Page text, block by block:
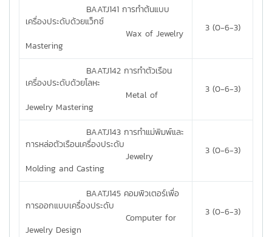
BAATJ141 การทำต้นแบบ
เครื่องประดับด้วยแว็กซ์
Wax of Jewelry
Mastering
3 (0-6-3)
BAATJ142 การทำตัวเรือน
เครื่องประดับด้วยโลหะ
Metal of
Jewelry Mastering
3 (0-6-3)
BAATJ143 การทำแม่พิมพ์และ
การหล่อตัวเรือนเครื่องประดับ
Jewelry
Molding and Casting
3 (0-6-3)
BAATJ145 คอมพิวเตอร์เพื่อ
การออกแบบเครื่องประดับ
Computer for
Jewelry Design
3 (0-6-3)